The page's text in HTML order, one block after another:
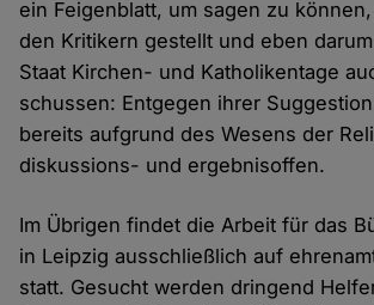
ein Feigen­blatt, um sagen zu
den Kritikern gestellt und eben
Staat Kirchen- und Katholiken­tage
schussen: Entgegen ihrer
bereits aufgrund des Wesens der
diskussions- und ergebnis­offen.
Im Übrigen findet die Arbeit für das
in Leipzig aus­schließlich auf
statt. Gesucht werden dringend